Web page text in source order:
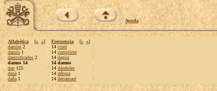
Ayuda
Alfabética [« »]
damím 2
damín 1
damnificados 2
damos 14
dan 125
daná 1
daña 1
Frecuencia [« »]
14 cruel
14 cumplirse
14 dagón
14 damos
14 dándoles
14 débora
14 derramaré